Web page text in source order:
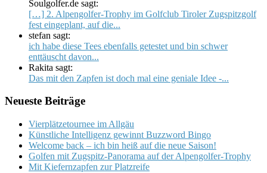
Soulgolfer.de sagt:
[…] 2. Alpengolfer-Trophy im Golfclub Tiroler Zugspitzgolf
fest eingeplant, auf die...
stefan sagt:
ich habe diese Tees ebenfalls getestet und bin schwer
enttäuscht davon...
Rakita sagt:
Das mit den Zapfen ist doch mal eine geniale Idee -...
Neueste Beiträge
Vierplätzetournee im Allgäu
Künstliche Intelligenz gewinnt Buzzword Bingo
Welcome back – ich bin heiß auf die neue Saison!
Golfen mit Zugspitz-Panorama auf der Alpengolfer-Trophy
Mit Kiefernzapfen zur Platzreife